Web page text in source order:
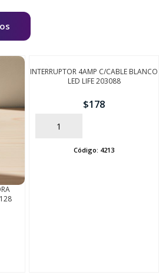
INTERRUPTOR 4AMP C/CABLE BLANCO
LED LIFE 203088
$178
AÑADIR
Código: 4213